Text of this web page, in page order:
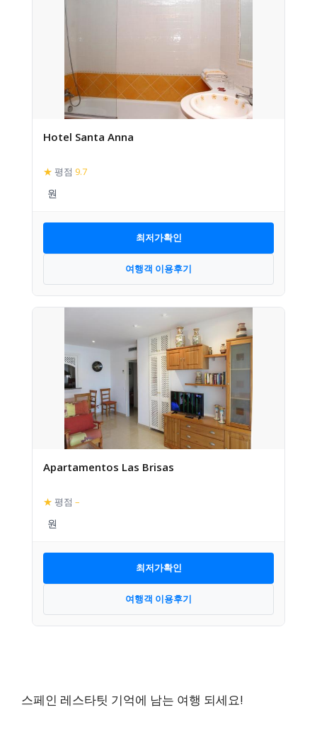
Hotel Santa Anna
★ 평점 9.7
최저가확인
여행객 이용후기
Apartamentos Las Brisas
★ 평점 –
최저가확인
여행객 이용후기
스페인 레스타팃 기억에 남는 여행 되세요!